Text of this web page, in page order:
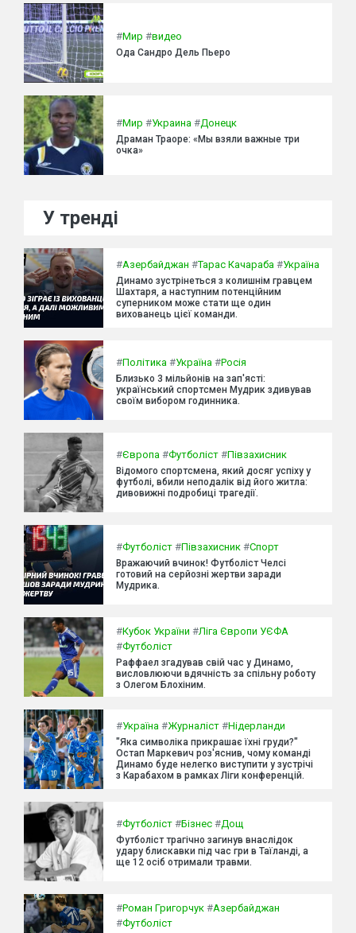
#Мир #видео
Ода Сандро Дель Пьеро
#Мир #Украина #Донецк
Драман Траоре: «Мы взяли важные три
очка»
У тренді
#Азербайджан #Тарас Качараба #Україна
Динамо зустрінеться з колишнім гравцем
Шахтаря, а наступним потенційним
суперником може стати ще один
вихованець цієї команди.
#Політика #Україна #Росія
Близько 3 мільйонів на зап'ясті:
український спортсмен Мудрик здивував
своїм вибором годинника.
#Європа #Футболіст #Півзахисник
Відомого спортсмена, який досяг успіху у
футболі, вбили неподалік від його житла:
дивовижні подробиці трагедії.
#Футболіст #Півзахисник #Спорт
Вражаючий вчинок! Футболіст Челсі
готовий на серйозні жертви заради
Мудрика.
#Кубок України #Ліга Європи УЄФА
#Футболіст
Раффаел згадував свій час у Динамо,
висловлюючи вдячність за спільну роботу
з Олегом Блохіним.
#Україна #Журналіст #Нідерланди
"Яка символіка прикрашає їхні груди?"
Остап Маркевич роз'яснив, чому команді
Динамо буде нелегко виступити у зустрічі
з Карабахом в рамках Ліги конференцій.
#Футболіст #Бізнес #Дощ
Футболіст трагічно загинув внаслідок
удару блискавки під час гри в Таїланді, а
ще 12 осіб отримали травми.
#Роман Григорчук #Азербайджан
#Футболіст